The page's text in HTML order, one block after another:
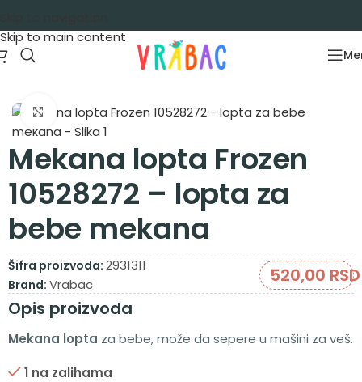
Skip to main content
Zumiraj sliku
Mekana lopta Frozen
10528272 – lopta za
bebe mekana
Šifra proizvoda: 2931311
Brand: Vrabac 520,00 RSD
Opis proizvoda
Mekana lopta za bebe, može da sepere u mašini za veš.
1 na zalihama